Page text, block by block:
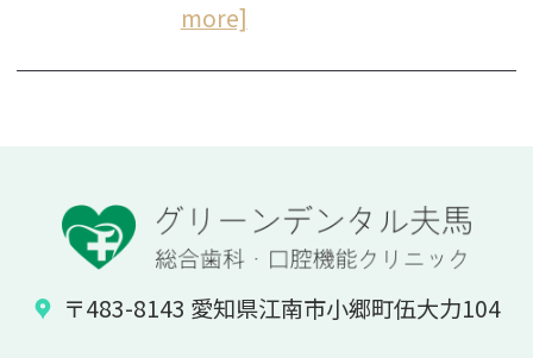
more]
〒483-8143 愛知県江南市小郷町伍大力104